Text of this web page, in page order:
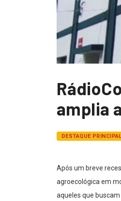
amplia
DESTAQUE PRINCIPAL
Após um breve
agroecológica em
aqueles que